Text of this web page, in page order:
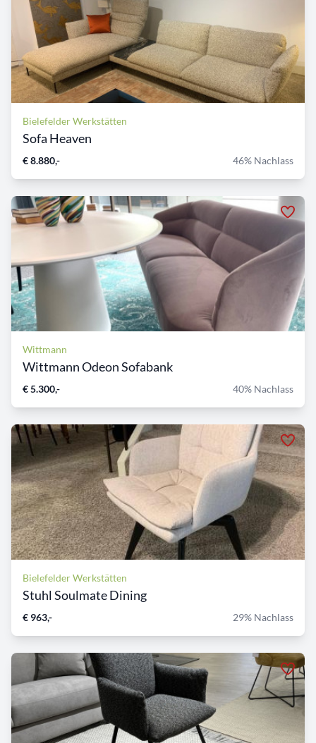
Bielefelder Werkstätten
Sofa Heaven
€ 8.880,- 46% Nachlass
Wittmann
Wittmann Odeon Sofabank
€ 5.300,- 40% Nachlass
Bielefelder Werkstätten
Stuhl Soulmate Dining
€ 963,- 29% Nachlass